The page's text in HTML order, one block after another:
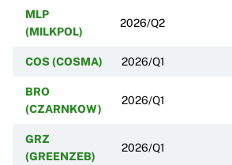
MLP
(MILKPOL)
2026/Q2
COS (COSMA) 2026/Q1
BRO
(CZARNKOW)
2026/Q1
GRZ
(GREENZEB)
2026/Q1